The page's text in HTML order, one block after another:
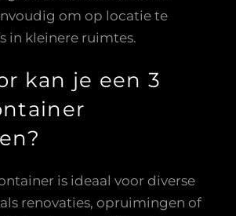
om op locatie te
in kleinere ruimtes.
kan je een 3
is ideaal voor diverse
renovaties, opruimingen of